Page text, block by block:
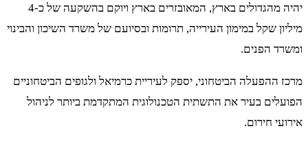
יהיה מהגדולים בארץ, המאובזרים בארץ ויוקם בהשקעה של כ-4
מיליון שקל במימון העירייה, תרומות ובסיועם של משרד השיכון והבינוי
ומשרד הפנים.
מרכז ההפעלה הביטחוני, יספק לעיריית כרמיאל ולגופים הביטחוניים
הפועלים בעיר את התשתית הטכנולוגית המתקדמת ביותר לניהול
אירועי חירום.